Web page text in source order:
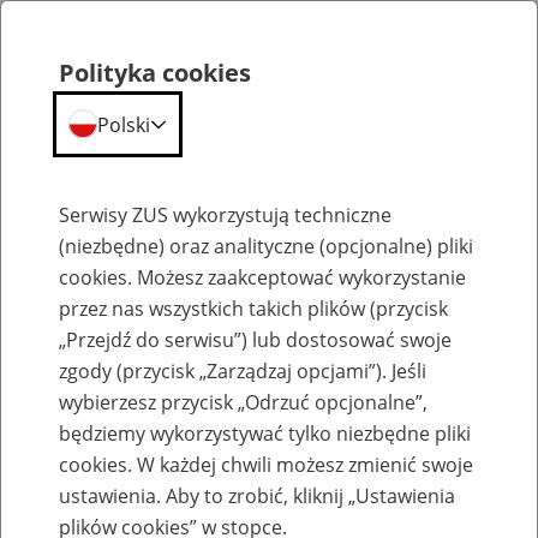
Emerytury
Baza zlikwidowanych lub
przekształconych zakładów pracy
Polityka cookies
Polski
Serwisy ZUS wykorzystują techniczne
(niezbędne) oraz analityczne (opcjonalne) pliki
cookies. Możesz zaakceptować wykorzystanie
przez nas wszystkich takich plików (przycisk
„Przejdź do serwisu”) lub dostosować swoje
zgody (przycisk „Zarządzaj opcjami”). Jeśli
wybierzesz przycisk „Odrzuć opcjonalne”,
będziemy wykorzystywać tylko niezbędne pliki
cookies. W każdej chwili możesz zmienić swoje
ustawienia. Aby to zrobić, kliknij „Ustawienia
plików cookies” w stopce.